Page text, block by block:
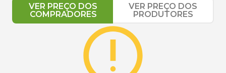
VER PREÇO DOS
COMPRADORES
VER PREÇO DOS
PRODUTORES